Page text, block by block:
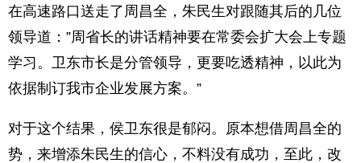
在高速路口送走了周昌全，朱民生对跟随其后的几位
领导道：”周省长的讲话精神要在常委会扩大会上专题
学习。卫东市长是分管领导，更要吃透精神，以此为
依据制订我市企业发展方案。”
对于这个结果，侯卫东很是郁闷。原本想借周昌全的
势，来增添朱民生的信心，不料没有成功，至此，改